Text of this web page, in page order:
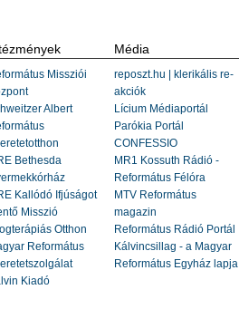
Missziói
Albert
Bethesda
Kallódó Ifjúságot
Misszió
Otthon
Református
Kiadó
Média
reposzt.hu | klerikális re-
akciók
Lícium Médiaportál
Parókia Portál
CONFESSIO
MR1 Kossuth Rádió -
Református Félóra
MTV Református
magazin
Református Rádió Portál
Kálvincsillag - a Magyar
Református Egyház lapja